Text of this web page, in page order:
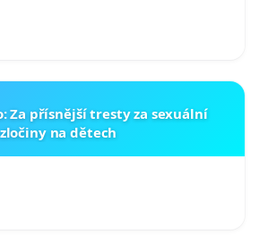
Za přísnější tresty za sexuální
zločiny na dětech